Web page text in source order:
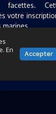
votre
marines.
En
Accepter